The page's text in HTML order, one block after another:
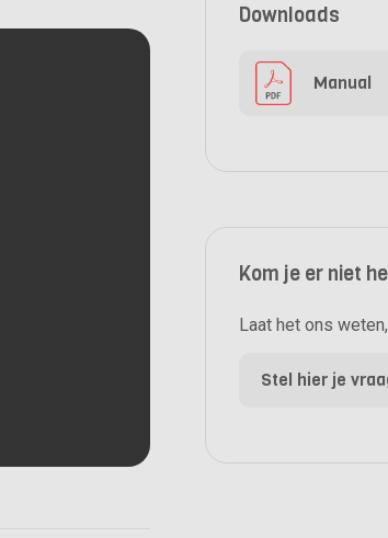
Downloads
Manual
Kom je er niet
Laat het ons
Stel hier je